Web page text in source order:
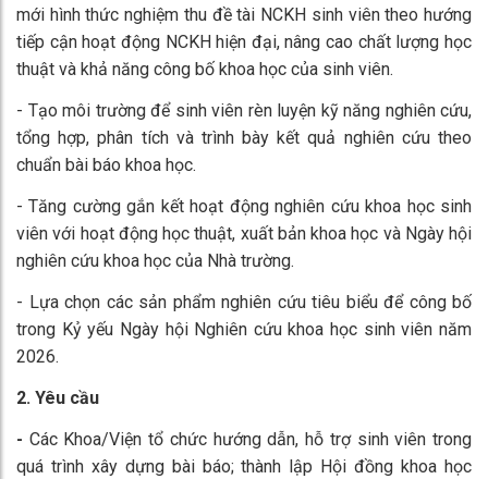
mới hình thức nghiệm thu đề tài NCKH sinh viên theo hướng
tiếp cận hoạt động NCKH hiện đại, nâng cao chất lượng học
thuật và khả năng công bố khoa học của sinh viên.
- Tạo môi trường để sinh viên rèn luyện kỹ năng nghiên cứu,
tổng hợp, phân tích và trình bày kết quả nghiên cứu theo
chuẩn bài báo khoa học.
- Tăng cường gắn kết hoạt động nghiên cứu khoa học sinh
viên với hoạt động học thuật, xuất bản khoa học và Ngày hội
nghiên cứu khoa học của Nhà trường.
- Lựa chọn các sản phẩm nghiên cứu tiêu biểu để công bố
trong Kỷ yếu Ngày hội Nghiên cứu khoa học sinh viên năm
2026.
2. Yêu cầu
- Các Khoa/Viện tổ chức hướng dẫn, hỗ trợ sinh viên trong
quá trình xây dựng bài báo; thành lập Hội đồng khoa học